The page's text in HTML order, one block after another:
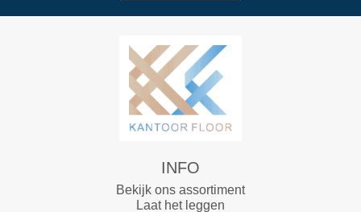
INFO
Bekijk ons assortiment
Laat het leggen